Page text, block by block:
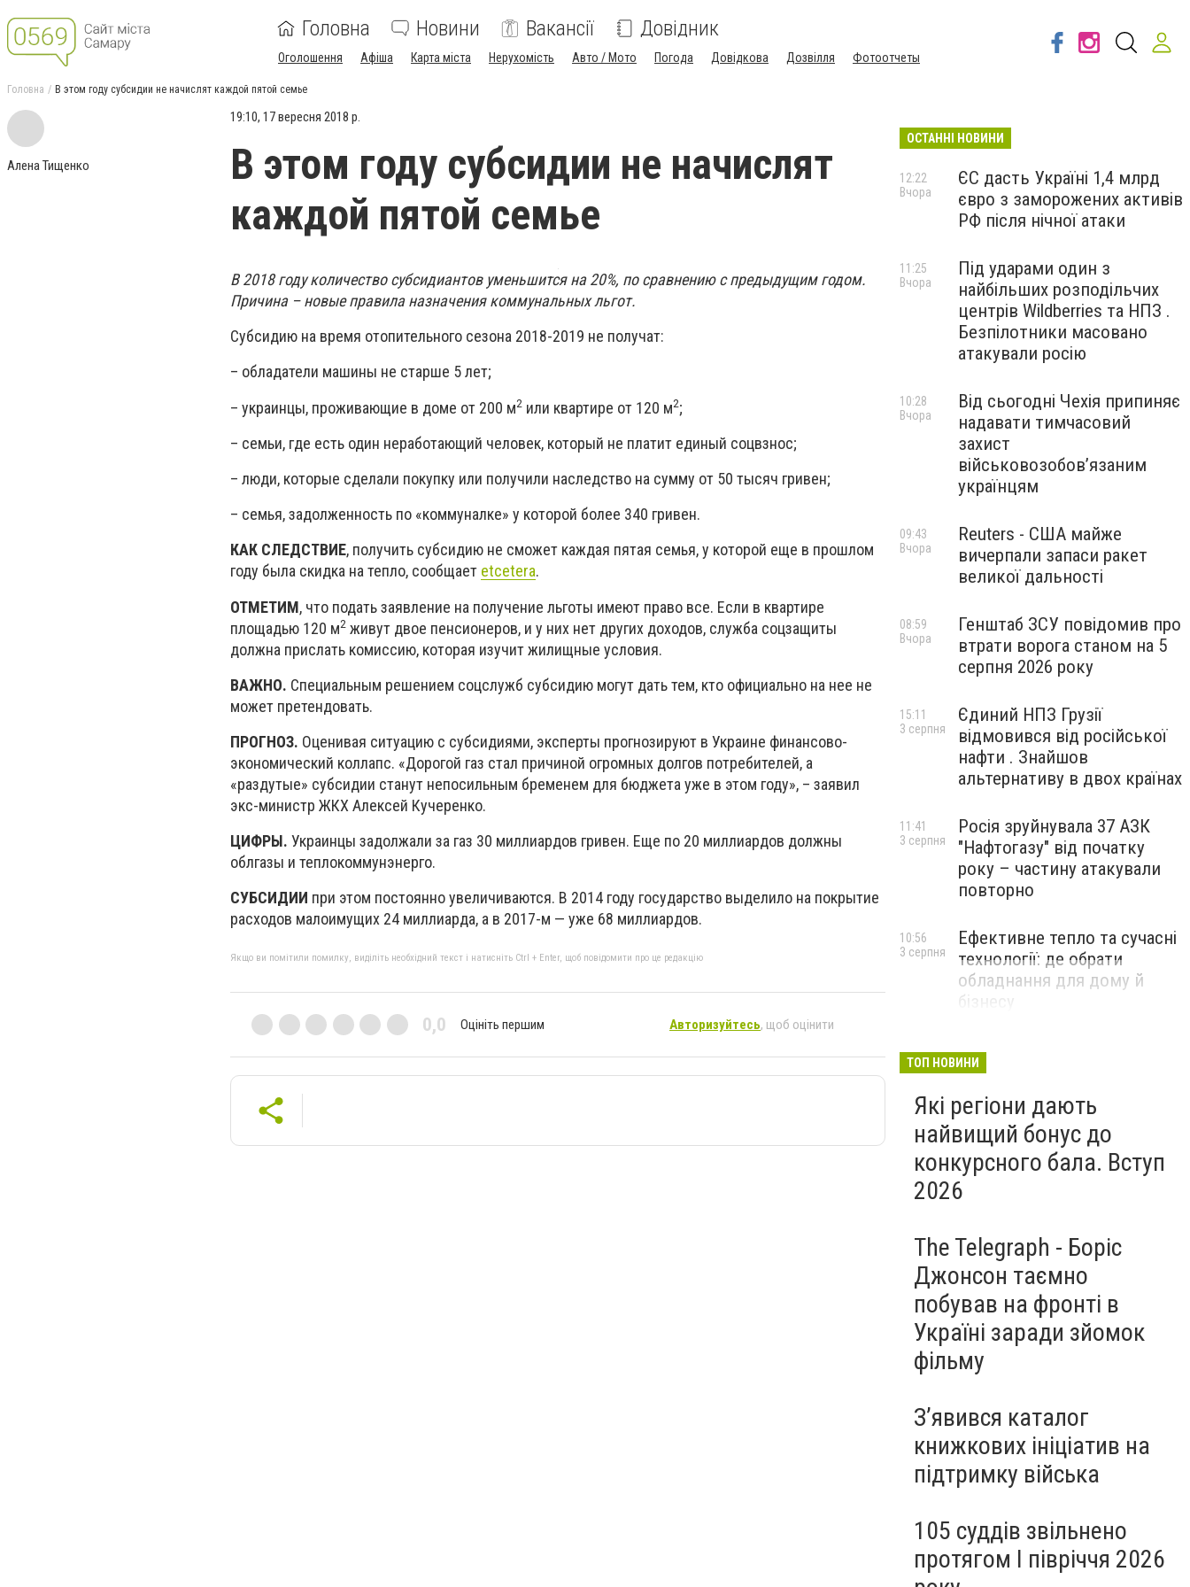
Головна Новини Вакансії Довідник
Оголошення Афіша Карта міста Нерухомість Авто / Мото Погода Довідкова Дозвілля Фотоотчеты
Головна В этом году субсидии не начислят каждой пятой семье
Алена Тищенко
19:10, 17 вересня 2018 р.
В этом году субсидии не начислят
каждой пятой семье
В 2018 году количество субсидиантов уменьшится на 20%, по сравнению с предыдущим годом.
Причина – новые правила назначения коммунальных льгот.
Субсидию на время отопительного сезона 2018-2019 не получат:
– обладатели машины не старше 5 лет;
– украинцы, проживающие в доме от 200 м2 или квартире от 120 м2;
– семьи, где есть один неработающий человек, который не платит единый соцвзнос;
– люди, которые сделали покупку или получили наследство на сумму от 50 тысяч гривен;
– семья, задолженность по «коммуналке» у которой более 340 гривен.
КАК СЛЕДСТВИЕ, получить субсидию не сможет каждая пятая семья, у которой еще в прошлом
году была скидка на тепло, сообщает etcetera.
ОТМЕТИМ, что подать заявление на получение льготы имеют право все. Если в квартире
площадью 120 м2 живут двое пенсионеров, и у них нет других доходов, служба соцзащиты
должна прислать комиссию, которая изучит жилищные условия.
ВАЖНО. Специальным решением соцслужб субсидию могут дать тем, кто официально на нее не
может претендовать.
ПРОГНОЗ. Оценивая ситуацию с субсидиями, эксперты прогнозируют в Украине финансово-
экономический коллапс. «Дорогой газ стал причиной огромных долгов потребителей, а
«раздутые» субсидии станут непосильным бременем для бюджета уже в этом году», – заявил
экс-министр ЖКХ Алексей Кучеренко.
ЦИФРЫ. Украинцы задолжали за газ 30 миллиардов гривен. Еще по 20 миллиардов должны
облгазы и теплокоммунэнерго.
СУБСИДИИ при этом постоянно увеличиваются. В 2014 году государство выделило на покрытие
расходов малоимущих 24 миллиарда, а в 2017-м — уже 68 миллиардов.
Якщо ви помітили помилку, виділіть необхідний текст і натисніть Ctrl + Enter, щоб повідомити про це редакцію
0,0 Оцініть першим Авторизуйтесь, щоб оцінити
ОСТАННІ НОВИНИ
ЄС дасть Україні 1,4 млрд
євро з заморожених активів
РФ після нічної атаки
12:22
Вчора
Під ударами один з
найбільших розподільчих
центрів Wildberries та НПЗ .
Безпілотники масовано
атакували росію
11:25
Вчора
Від сьогодні Чехія припиняє
надавати тимчасовий
захист
військовозобов’язаним
українцям
10:28
Вчора
Reuters - США майже
вичерпали запаси ракет
великої дальності
09:43
Вчора
Генштаб ЗСУ повідомив про
втрати ворога станом на 5
серпня 2026 року
08:59
Вчора
Єдиний НПЗ Грузії
відмовився від російської
нафти . Знайшов
альтернативу в двох країнах
15:11
3 серпня
Росія зруйнувала 37 АЗК
"Нафтогазу" від початку
року – частину атакували
повторно
11:41
3 серпня
Ефективне тепло та сучасні
технології: де обрати
обладнання для дому й
бізнесу
10:56
3 серпня
ТОП НОВИНИ
Які регіони дають
найвищий бонус до
конкурсного бала. Вступ
2026
The Telegraph - Боріс
Джонсон таємно
побував на фронті в
Україні заради зйомок
фільму
З’явився каталог
книжкових ініціатив на
підтримку війська
105 суддів звільнено
протягом I півріччя 2026